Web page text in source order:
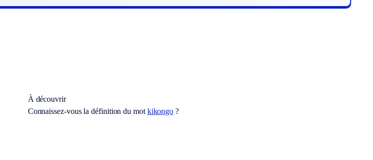
À découvrir
Connaissez-vous la définition du mot kikongo ?